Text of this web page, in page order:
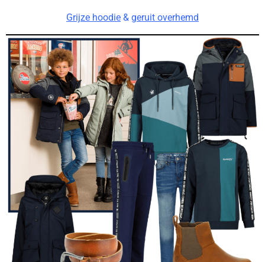
Grijze hoodie & geruit overhemd